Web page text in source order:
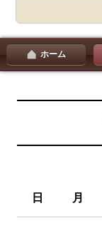
ホーム
日 月